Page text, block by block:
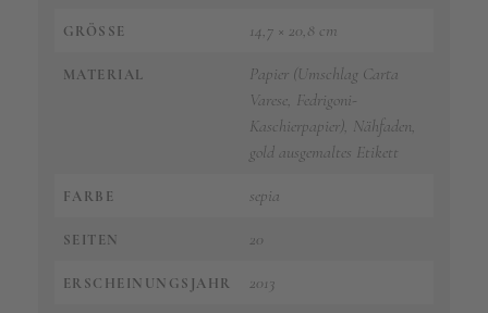
GRÖSSE 14,7 × 20,8 cm
MATERIAL
Papier (Umschlag Carta
Varese, Fedrigoni-
Kaschierpapier), Nähfaden,
gold ausgemaltes Etikett
FARBE sepia
SEITEN 20
ERSCHEINUNGSJAHR 2013